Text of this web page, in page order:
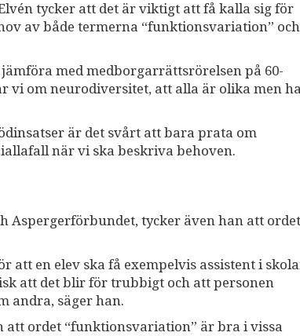
tycker att det är viktigt att få kalla sig för
av både termerna “funktionsvariation” och
med medborgarrättsrörelsen på 60-
vi om neurodiversitet, att alla är olika men
är det svårt att bara prata om
när vi ska beskriva behoven.
Aspergerförbundet, tycker även han att ordet
att en elev ska få exempelvis assistent i
att det blir för trubbigt och att personen
andra, säger han.
att ordet “funktionsvariation” är bra i vissa